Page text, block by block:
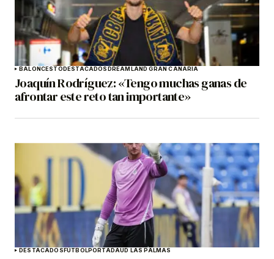
BALONCESTODESTACADOSDREAMLAND GRAN CANARIA
Joaquín Rodríguez: «Tengo muchas ganas de
afrontar este reto tan importante»
DESTACADOSFÚTBOLPORTADAUD LAS PALMAS